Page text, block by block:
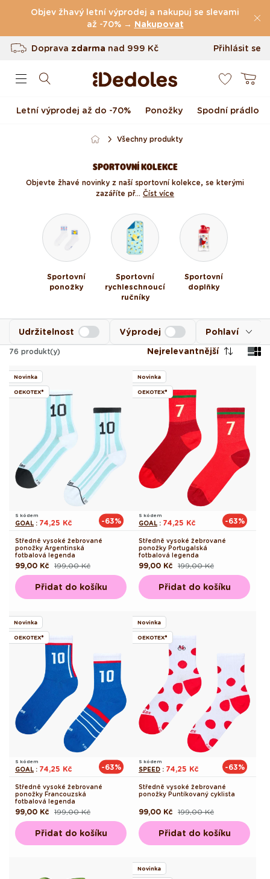
Přejít k obsahu
Objev žhavý letní výprodej a nakupuj se slevami
až -70% → Nakupovat
(49.075 Recenze)
Dopravazdarmanad999 Kč
Originální design navržený u nás
Rychlé odeslání do <48 hod
Přihlásit se
Košík
Letní výprodej až do -70% Ponožky Spodní prádlo
Všechny produkty
SPORTOVNÍ KOLEKCE
Objevte žhavé novinky z naší sportovní kolekce, se kterými
zazáříte př... Číst více
Sportovní
ponožky
Sportovní
rychleschnoucí
ručníky
Sportovní
doplňky
Pohlaví
Udržitelnost Výprodej
76 produkt(y) Nejrelevantnější
Novinka
OEKOTEX®
S kódem
GOAL : 74,25 Kč -63%
Středně vysoké žebrované
ponožky Argentinská
fotbalová legenda
Běžná
cena
199,00 Kč
Výprodejová
cena
99,00 Kč
Přidat do košíku
Novinka
OEKOTEX®
S kódem
GOAL : 74,25 Kč -63%
Středně vysoké žebrované
ponožky Portugalská
fotbalová legenda
Běžná
cena
199,00 Kč
Výprodejová
cena
99,00 Kč
Přidat do košíku
Novinka
OEKOTEX®
S kódem
GOAL : 74,25 Kč -63%
Středně vysoké žebrované
ponožky Francouzská
fotbalová legenda
Běžná
cena
199,00 Kč
Výprodejová
cena
99,00 Kč
Přidat do košíku
Novinka
OEKOTEX®
S kódem
SPEED : 74,25 Kč -63%
Středně vysoké žebrované
ponožky Puntíkovaný cyklista
Běžná
cena
199,00 Kč
Výprodejová
cena
99,00 Kč
Přidat do košíku
Novinka